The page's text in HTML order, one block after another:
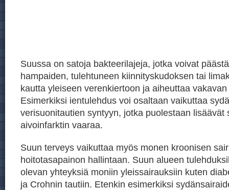
Suussa on satoja bakteerilajeja, jotka voivat
hampaiden, tulehtuneen kiinnityskudoksen tai
kautta yleiseen verenkiertoon ja aiheuttaa
Esimerkiksi ientulehdus voi osaltaan vaikuttaa
verisuonitautien syntyyn, jotka puolestaan lisäävät
aivoinfarktin vaaraa.
Suun terveys vaikuttaa myös monen kroonisen
hoitotasapainon hallintaan. Suun alueen
olevan yhteyksiä moniin yleissairauksiin kuten
ja Crohnin tautiin. Etenkin esimerkiksi